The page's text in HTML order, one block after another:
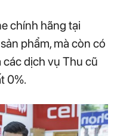
chính hãng tại
phẩm, mà còn có
các dịch vụ Thu cũ
0%.